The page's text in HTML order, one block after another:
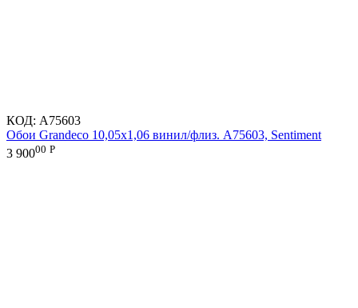
КОД: A75603
Обои Grandeco 10,05х1,06 винил/флиз. A75603, Sentiment
3 90000 Р